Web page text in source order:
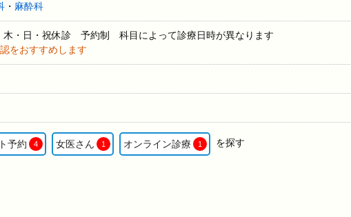
・ 麻酔科
・日・祝休診 予約制 科目によって診療日時が異なります
をおすすめします
予約 4 女医さん 1 オンライン診療 1 を探す